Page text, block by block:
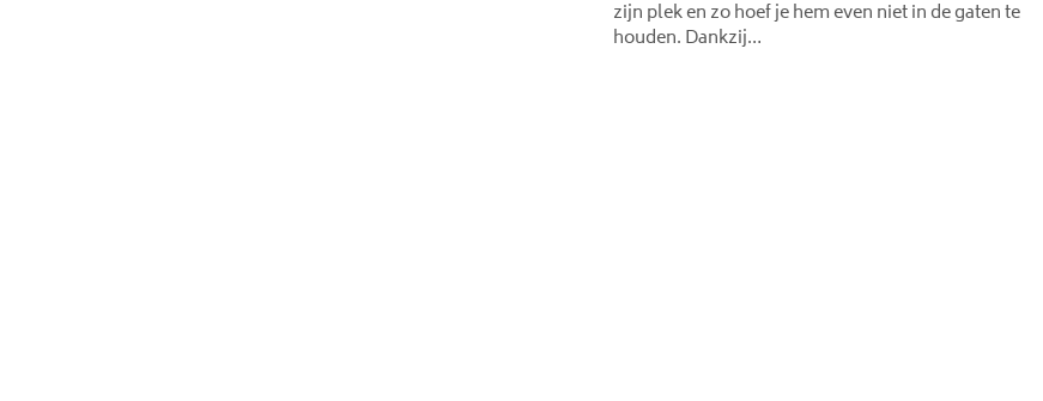
zijn plek en zo hoef je hem even niet in de gaten te
houden. Dankzij…